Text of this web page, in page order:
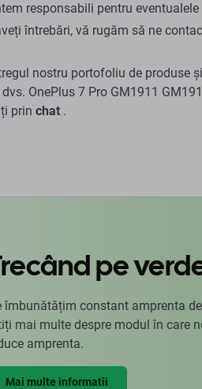
responsabili pentru
întrebări, vă rugăm să ne
nostru portofoliu de produse
OnePlus 7 Pro GM1911
prin chat .
pe
îmbunătățim constant amprenta
mai multe despre modul în care
amprenta.
Mai multe informatii